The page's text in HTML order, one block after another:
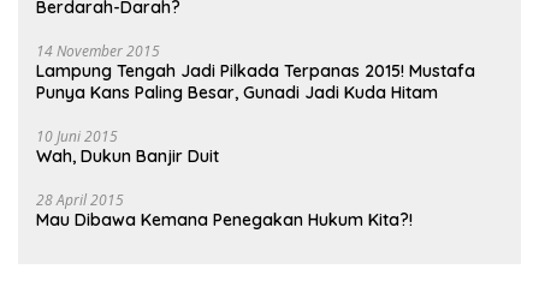
Berdarah-Darah?
14 November 2015
Lampung Tengah Jadi Pilkada Terpanas 2015! Mustafa
Punya Kans Paling Besar, Gunadi Jadi Kuda Hitam
10 Juni 2015
Wah, Dukun Banjir Duit
28 April 2015
Mau Dibawa Kemana Penegakan Hukum Kita?!